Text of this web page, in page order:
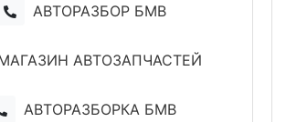
АВТОРАЗБОР БМВ
АВТОЗАПЧАСТЕЙ
АВТОРАЗБОРКА БМВ